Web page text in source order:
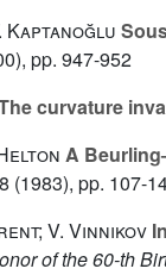
Kaptanoğlu
pp. 947-952
curvature
A
(1983), pp. 107-
V. Vinnikov
of the 60-th